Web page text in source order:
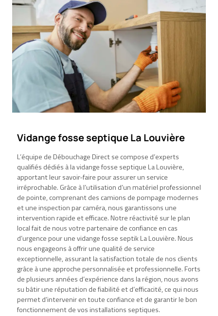
Vidange fosse septique La Louvière
L’équipe de Débouchage Direct se compose d’experts
qualifiés dédiés à la vidange fosse septique La Louvière,
apportant leur savoir-faire pour assurer un service
irréprochable. Grâce à l’utilisation d’un matériel professionnel
de pointe, comprenant des camions de pompage modernes
et une inspection par caméra, nous garantissons une
intervention rapide et efficace. Notre réactivité sur le plan
local fait de nous votre partenaire de confiance en cas
d’urgence pour une vidange fosse septik La Louvière. Nous
nous engageons à offrir une qualité de service
exceptionnelle, assurant la satisfaction totale de nos clients
grâce à une approche personnalisée et professionnelle. Forts
de plusieurs années d’expérience dans la région, nous avons
su bâtir une réputation de fiabilité et d’efficacité, ce qui nous
permet d’intervenir en toute confiance et de garantir le bon
fonctionnement de vos installations septiques.